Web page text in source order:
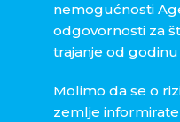
nemogućnosti
odgovornosti za
trajanje od godinu
Molimo da se o
zemlje